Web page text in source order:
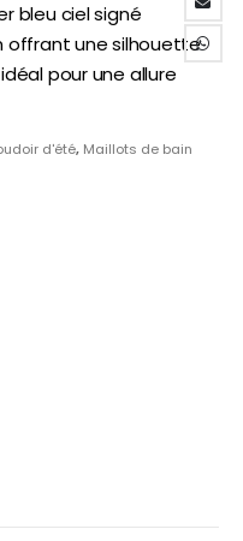
bleu ciel signé
offrant une silhouette
pour une allure
d'été, Maillots de bain